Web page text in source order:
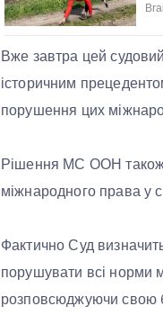
Вже завтра цей
історичним
порушення цих
Рішення МС ООН також
міжнародного права у
Фактично Суд
порушувати всі норми
розповсюджуючи свою